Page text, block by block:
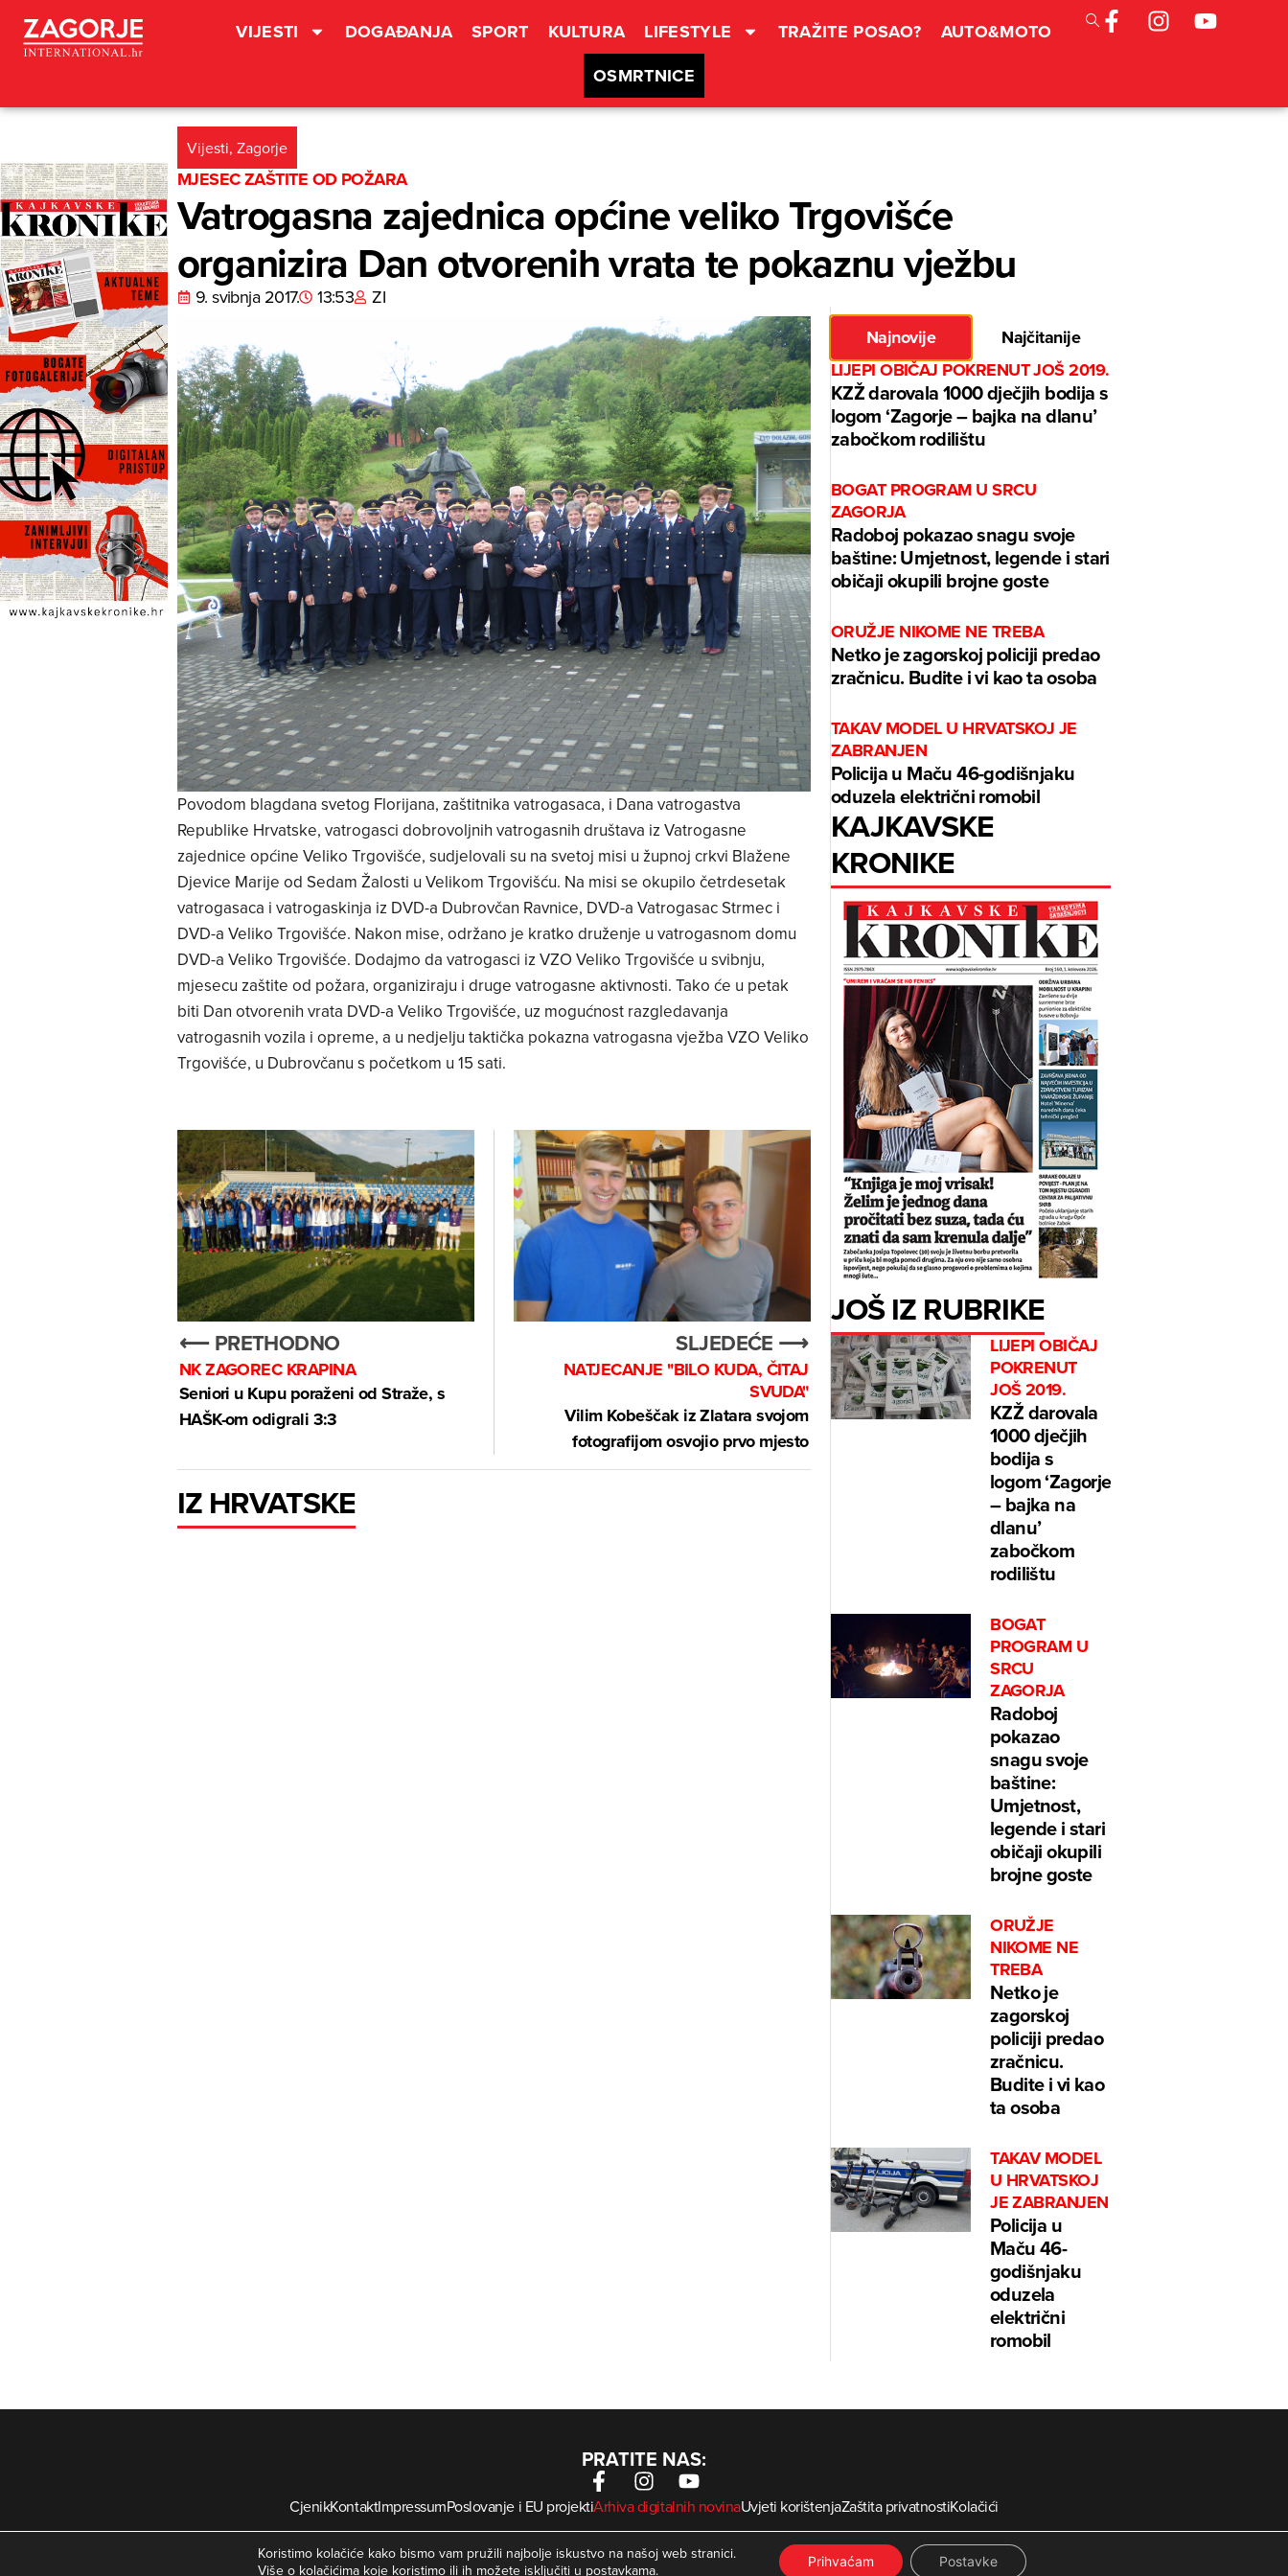
VIJESTI DOGAĐANJA SPORT KULTURA LIFESTYLE TRAŽITE POSAO?
AUTO&MOTO
OSMRTNICE
Vijesti, Zagorje
MJESEC ZAŠTITE OD POŽARA
Vatrogasna zajednica općine veliko Trgovišće
organizira Dan otvorenih vrata te pokaznu vježbu
9. svibnja 2017. 13:53 ZI
Povodom blagdana svetog Florijana, zaštitnika vatrogasaca, i Dana vatrogastva
Republike Hrvatske, vatrogasci dobrovoljnih vatrogasnih društava iz Vatrogasne
zajednice općine Veliko Trgovišće, sudjelovali su na svetoj misi u župnoj crkvi Blažene
Djevice Marije od Sedam Žalosti u Velikom Trgovišću. Na misi se okupilo četrdesetak
vatrogasaca i vatrogaskinja iz DVD-a Dubrovčan Ravnice, DVD-a Vatrogasac Strmec i
DVD-a Veliko Trgovišće. Nakon mise, održano je kratko druženje u vatrogasnom domu
DVD-a Veliko Trgovišće. Dodajmo da vatrogasci iz VZO Veliko Trgovišće u svibnju,
mjesecu zaštite od požara, organiziraju i druge vatrogasne aktivnosti. Tako će u petak
biti Dan otvorenih vrata DVD-a Veliko Trgovišće, uz mogućnost razgledavanja
vatrogasnih vozila i opreme, a u nedjelju taktička pokazna vatrogasna vježba VZO Veliko
Trgovišće, u Dubrovčanu s početkom u 15 sati.
⟵ PRETHODNO
NK ZAGOREC KRAPINA
Seniori u Kupu poraženi od Straže, s
HAŠK-om odigrali 3:3
SLJEDEĆE ⟶
NATJECANJE "BILO KUDA, ČITAJ
SVUDA"
Vilim Kobeščak iz Zlatara svojom
fotografijom osvojio prvo mjesto
IZ HRVATSKE
Najnovije
Najčitanije
LIJEPI OBIČAJ POKRENUT JOŠ 2019.
KZŽ darovala 1000 dječjih bodija s
logom ‘Zagorje – bajka na dlanu’
zabočkom rodilištu
BOGAT PROGRAM U SRCU
ZAGORJA
Radoboj pokazao snagu svoje
baštine: Umjetnost, legende i stari
običaji okupili brojne goste
ORUŽJE NIKOME NE TREBA
Netko je zagorskoj policiji predao
zračnicu. Budite i vi kao ta osoba
TAKAV MODEL U HRVATSKOJ JE
ZABRANJEN
Policija u Maču 46-godišnjaku
oduzela električni romobil
KAJKAVSKE
KRONIKE
JOŠ IZ RUBRIKE
LIJEPI OBIČAJ
POKRENUT
JOŠ 2019.
KZŽ darovala
1000 dječjih
bodija s
logom ‘Zagorje
– bajka na
dlanu’
zabočkom
rodilištu
BOGAT
PROGRAM U
SRCU
ZAGORJA
Radoboj
pokazao
snagu svoje
baštine:
Umjetnost,
legende i stari
običaji okupili
brojne goste
ORUŽJE
NIKOME NE
TREBA
Netko je
zagorskoj
policiji predao
zračnicu.
Budite i vi kao
ta osoba
TAKAV MODEL
U HRVATSKOJ
JE ZABRANJEN
Policija u
Maču 46-
godišnjaku
oduzela
električni
romobil
PRATITE NAS:
CjenikKontaktImpressumPoslovanje i EU projektiArhiva digitalnih novinaUvjeti korištenjaZaštita privatnostiKolačići
© Zagorje International – Sva prava pridržana | Developed bykrMedia
Koristimo kolačiće kako bismo vam pružili najbolje iskustvo na našoj web stranici.
Više o kolačićima koje koristimo ili ih možete isključiti u postavkama. Prihvaćam Postavke